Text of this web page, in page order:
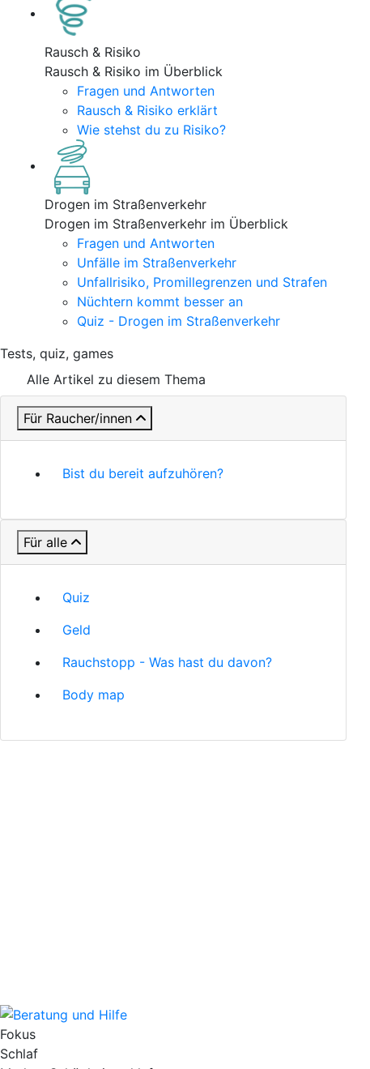
Rausch & Risiko
Rausch & Risiko im Überblick
Fragen und Antworten
Rausch & Risiko erklärt
Wie stehst du zu Risiko?
Drogen im Straßenverkehr
Drogen im Straßenverkehr im Überblick
Fragen und Antworten
Unfälle im Straßenverkehr
Unfallrisiko, Promillegrenzen und Strafen
Nüchtern kommt besser an
Quiz - Drogen im Straßenverkehr
Tests, quiz, games
Alle Artikel zu diesem Thema
Für Raucher/innen
Bist du bereit aufzuhören?
Für alle
Quiz
Geld
Rauchstopp - Was hast du davon?
Body map
Fokus
Schlaf